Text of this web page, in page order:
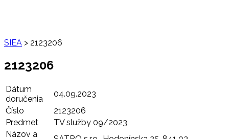
SIEA > 2123206
2123206
Dátum
doručenia
04.09.2023
Číslo
2123206
Predmet
TV služby 09/2023
Názov a